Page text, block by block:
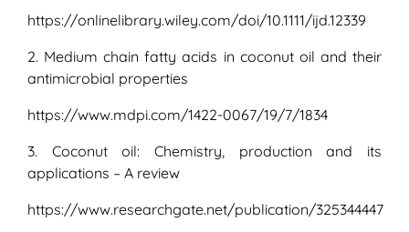
https://onlinelibrary.wiley.com/doi/10.1111/ijd.12339
2. Medium chain fatty acids in coconut oil and their
antimicrobial properties
https://www.mdpi.com/1422-0067/19/7/1834
3. Coconut oil: Chemistry, production and its
applications – A review
https://www.researchgate.net/publication/325344447